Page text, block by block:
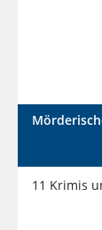
11 Krimis